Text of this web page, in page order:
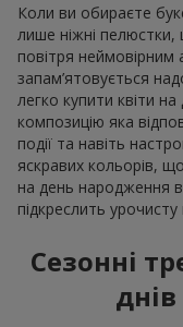
Коли ви обираєте
лише ніжні
повітря
запам’ятовується
легко купити квіти
композицію яка
події та навіть
яскравих кольорів,
на день народження
підкреслить
Сезонні